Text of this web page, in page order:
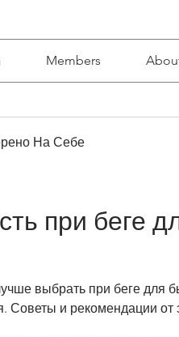
Members
На Себе
при беге
выбрать при беге для
Советы и рекомендации от